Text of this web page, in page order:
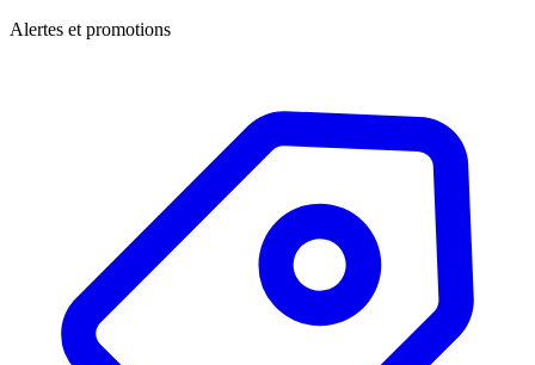
Alertes et promotions